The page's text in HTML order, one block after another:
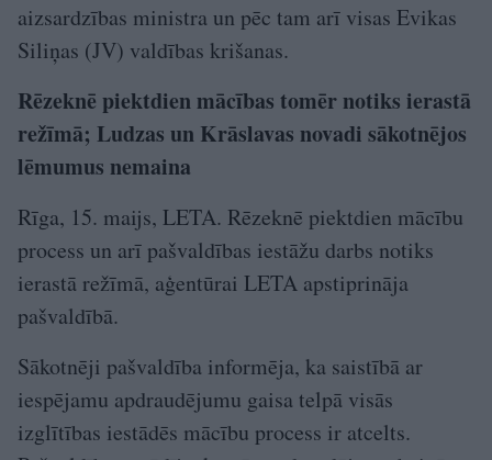
aizsardzības ministra un pēc tam arī visas Evikas
Siliņas (JV) valdības krišanas.
Rēzeknē piektdien mācības tomēr notiks ierastā
režīmā; Ludzas un Krāslavas novadi sākotnējos
lēmumus nemaina
Rīga, 15. maijs, LETA. Rēzeknē piektdien mācību
process un arī pašvaldības iestāžu darbs notiks
ierastā režīmā, aģentūrai LETA apstiprināja
pašvaldībā.
Sākotnēji pašvaldība informēja, ka saistībā ar
iespējamu apdraudējumu gaisa telpā visās
izglītības iestādēs mācību process ir atcelts.